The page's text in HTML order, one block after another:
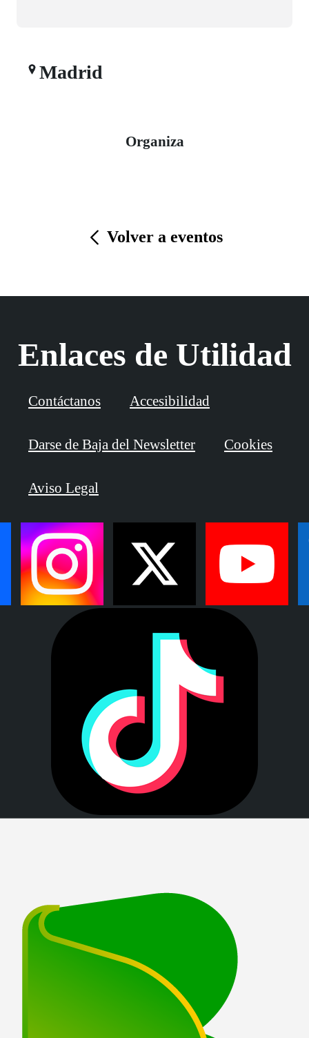
Madrid
Organiza
Volver a eventos
Enlaces de Utilidad
Contáctanos Accesibilidad
Darse de Baja del Newsletter Cookies
Aviso Legal